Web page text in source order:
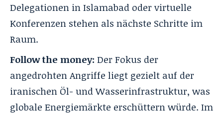
Delegationen in Islamabad oder virtuelle
Konferenzen stehen als nächste Schritte im
Raum.
Follow the money: Der Fokus der
angedrohten Angriffe liegt gezielt auf der
iranischen Öl- und Wasserinfrastruktur, was
globale Energiemärkte erschüttern würde. Im